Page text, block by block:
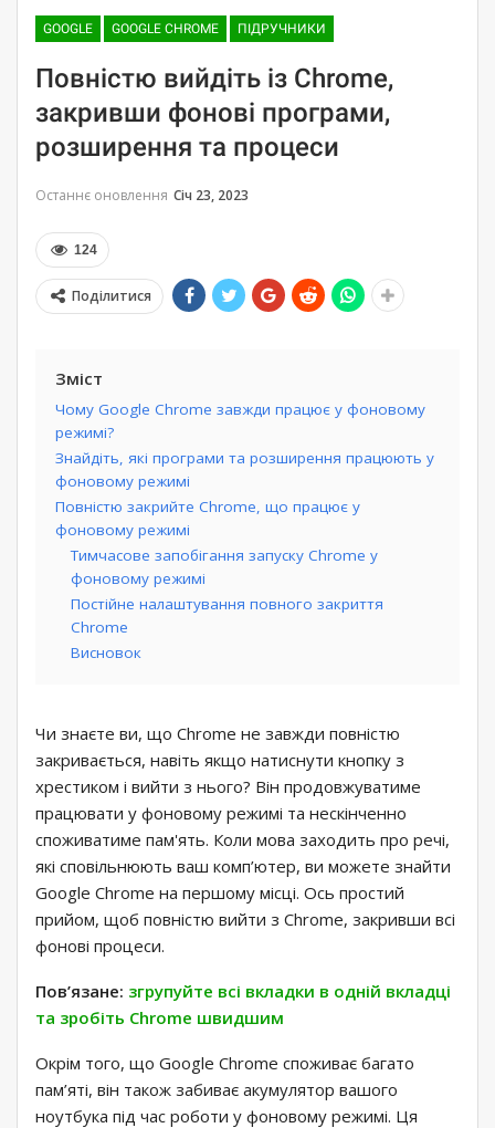
GOOGLE GOOGLE CHROME ПІДРУЧНИКИ
Повністю вийдіть із Chrome,
закривши фонові програми,
розширення та процеси
Останнє оновлення Січ 23, 2023
124
Поділитися
Зміст
Чому Google Chrome завжди працює у фоновому
режимі?
Знайдіть, які програми та розширення працюють у
фоновому режимі
Повністю закрийте Chrome, що працює у
фоновому режимі
Тимчасове запобігання запуску Chrome у
фоновому режимі
Постійне налаштування повного закриття
Chrome
Висновок
Чи знаєте ви, що Chrome не завжди повністю
закривається, навіть якщо натиснути кнопку з
хрестиком і вийти з нього? Він продовжуватиме
працювати у фоновому режимі та нескінченно
споживатиме пам'ять. Коли мова заходить про речі,
які сповільнюють ваш комп’ютер, ви можете знайти
Google Chrome на першому місці. Ось простий
прийом, щоб повністю вийти з Chrome, закривши всі
фонові процеси.
Пов’язане: згрупуйте всі вкладки в одній вкладці
та зробіть Chrome швидшим
Окрім того, що Google Chrome споживає багато
пам’яті, він також забиває акумулятор вашого
ноутбука під час роботи у фоновому режимі. Ця